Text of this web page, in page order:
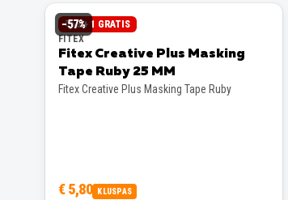
−57%
3 + 1 GRATIS
FITEX
Fitex Creative Plus Masking
Tape Ruby 25 MM
Fitex Creative Plus Masking Tape Ruby
€ 5,80 KLUSPAS